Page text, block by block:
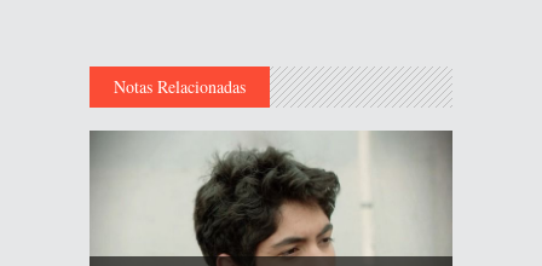
Notas Relacionadas